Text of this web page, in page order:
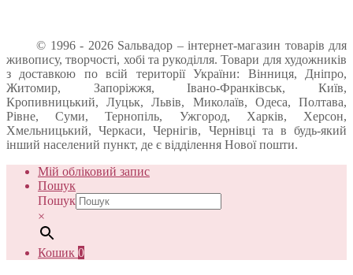
© 1996 - 2026 Sальвадор – інтернет-магазин товарів для
живопису, творчості, хобі та рукоділля. Товари для художників
з доставкою по всій території України: Вінниця, Дніпро,
Житомир, Запоріжжя, Івано-Франківськ, Київ,
Кропивницький, Луцьк, Львів, Миколаїв, Одеса, Полтава,
Рівне, Суми, Тернопіль, Ужгород, Харків, Херсон,
Хмельницький, Черкаси, Чернігів, Чернівці та в будь-який
інший населений пункт, де є відділення Нової пошти.
Мій обліковий запис
Пошук
Пошук
×
Кошик 0